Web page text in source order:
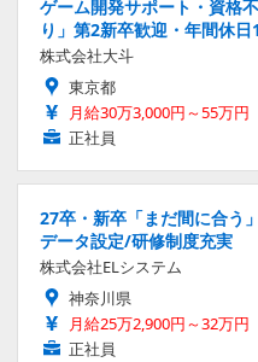
ゲーム開発サポート・資格
り」第2新卒歓迎・年間休
株式会社大斗
東京都
月給30万3,000円～55万円
正社員
27卒・新卒「まだ間に合う
データ設定/研修制度充実
株式会社ELシステム
神奈川県
月給25万2,900円～32万円
正社員